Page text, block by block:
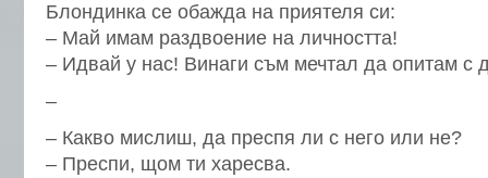
Блондинка се обажда на приятеля си:
– Май имам раздвоение на личността!
– Идвай у нас! Винаги съм мечтал да опитам с
–
– Какво мислиш, да преспя ли с него или не?
– Преспи, щом ти харесва.